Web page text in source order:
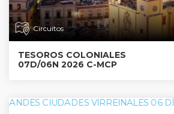
Circuitos
TESOROS COLONIALES
07D/06N 2026 C-MCP